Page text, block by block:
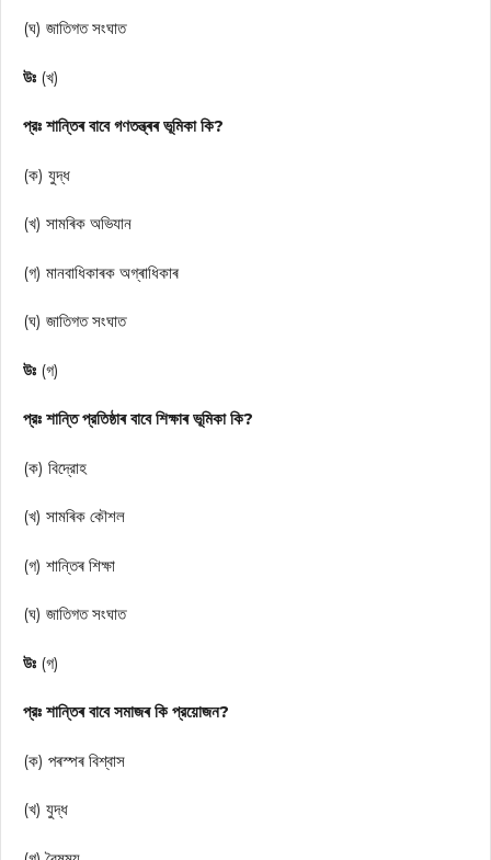
(ঘ) জাতিগত সংঘাত
উঃ (খ)
প্রঃ শান্তিৰ বাবে গণতন্ত্ৰৰ ভূমিকা কি?
(ক) যুদ্ধ
(খ) সামৰিক অভিযান
(গ) মানবাধিকাৰক অগ্ৰাধিকাৰ
(ঘ) জাতিগত সংঘাত
উঃ (গ)
প্রঃ শান্তি প্রতিষ্ঠাৰ বাবে শিক্ষাৰ ভূমিকা কি?
(ক) বিদ্রোহ
(খ) সামৰিক কৌশল
(গ) শান্তিৰ শিক্ষা
(ঘ) জাতিগত সংঘাত
উঃ (গ)
প্রঃ শান্তিৰ বাবে সমাজৰ কি প্রয়োজন?
(ক) পৰস্পৰ বিশ্বাস
(খ) যুদ্ধ